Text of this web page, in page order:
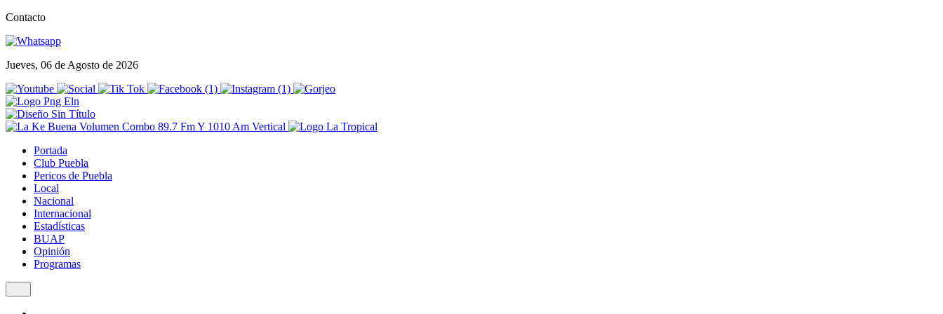
Contacto
Jueves, 06 de Agosto de 2026
Portada
Club Puebla
Pericos de Puebla
Local
Nacional
Internacional
Estadísticas
BUAP
Opinión
Programas